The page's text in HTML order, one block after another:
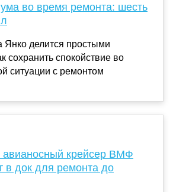
ума во время ремонта: шесть
Янко делится простыми
сохранить спокойствие во
ситуации с ремонтом
авианосный крейсер ВМФ
в док для ремонта до